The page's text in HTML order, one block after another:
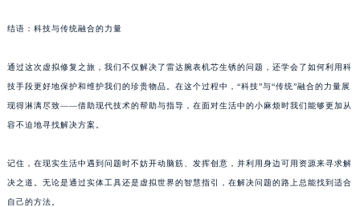
结语：科技与传统融合的力量
通过这次虚拟修复之旅，我们不仅解决了雷达腕表机芯生锈的问题，还学会了如何利用科
技手段更好地保护和维护我们的珍贵物品。在这个过程中，“科技”与“传统”融合的力量展
现得淋漓尽致——借助现代技术的帮助与指导，在面对生活中的小麻烦时我们能够更加从
容不迫地寻找解决方案。
记住，在现实生活中遇到问题时不妨开动脑筋、发挥创意，并利用身边可用资源来寻求解
决之道。无论是通过实体工具还是虚拟世界的智慧指引，在解决问题的路上总能找到适合
自己的方法。